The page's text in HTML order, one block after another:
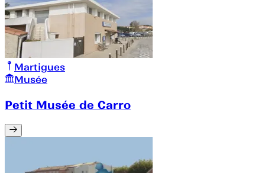
Martigues
Musée
Petit Musée de Carro